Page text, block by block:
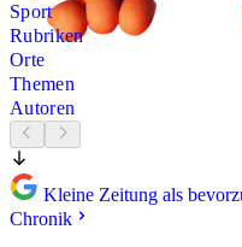
Sport
Rubriken
Orte
Themen
Autoren
Kleine Zeitung als
Chronik